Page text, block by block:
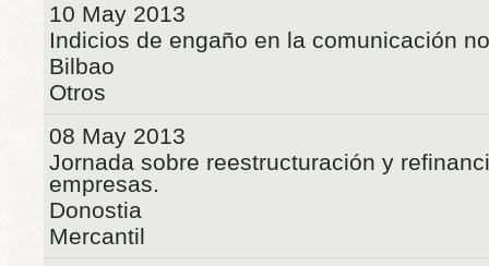
10 May 2013
Indicios de engaño en la comunicación
Bilbao
Otros
08 May 2013
Jornada sobre reestructuración y
empresas.
Donostia
Mercantil